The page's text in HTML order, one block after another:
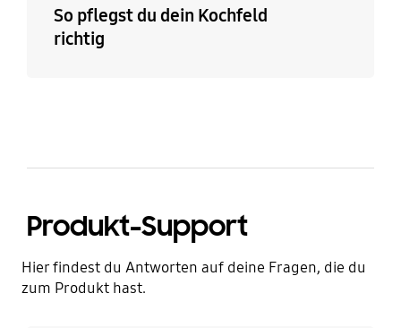
So pflegst du dein Kochfeld
richtig
Produkt-Support
Hier findest du Antworten auf deine Fragen, die du
zum Produkt hast.